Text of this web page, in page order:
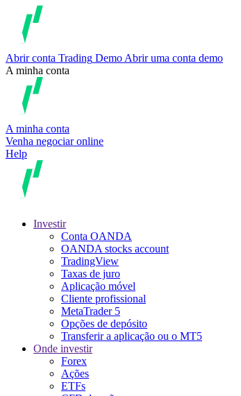
Abrir conta Trading Demo Abrir uma conta demo
A minha conta
A minha conta
Venha negociar online
Help
Investir
Conta OANDA
OANDA stocks account
TradingView
Taxas de juro
Aplicação móvel
Cliente profissional
MetaTrader 5
Opções de depósito
Transferir a aplicação ou o MT5
Onde investir
Forex
Ações
ETFs